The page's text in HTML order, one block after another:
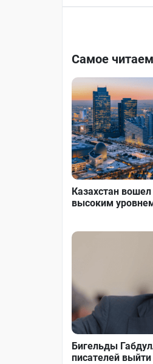
Самое
Казахстан
высоким
Бигельды
писателей